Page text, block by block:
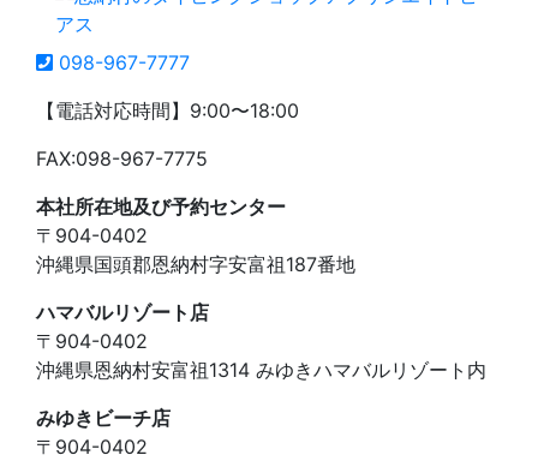
098-967-7777
【電話対応時間】9:00〜18:00
FAX:098-967-7775
本社所在地及び予約センター
〒904-0402
沖縄県国頭郡恩納村字安富祖187番地
ハマバルリゾート店
〒904-0402
沖縄県恩納村安富祖1314 みゆきハマバルリゾート内
みゆきビーチ店
〒904-0402